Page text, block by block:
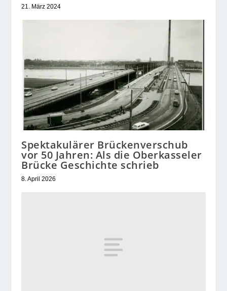
21. März 2024
Spektakulärer Brückenverschub
vor 50 Jahren: Als die Oberkasseler
Brücke Geschichte schrieb
8. April 2026